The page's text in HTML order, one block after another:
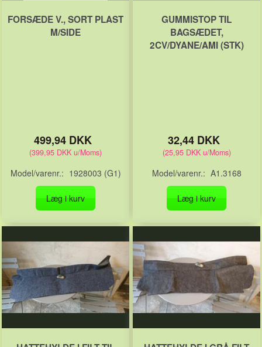
FORSÆDE V., SORT PLAST
M/SIDE
499,94 DKK
(399,95 DKK u/Moms)
Model/varenr.: 1928003 (G1)
Læg i kurv
GUMMISTOP TIL
BAGSÆDET,
2CV/DYANE/AMI (STK)
32,44 DKK
(25,95 DKKu/Moms)
Model/varenr.: A1.3168
Læg i kurv